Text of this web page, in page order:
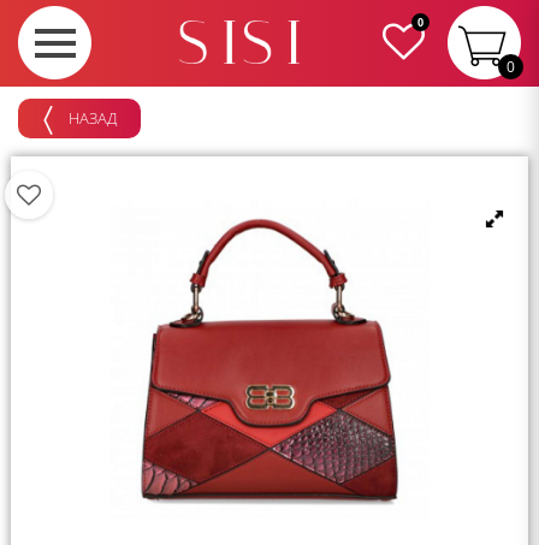
0
0
НАЗАД